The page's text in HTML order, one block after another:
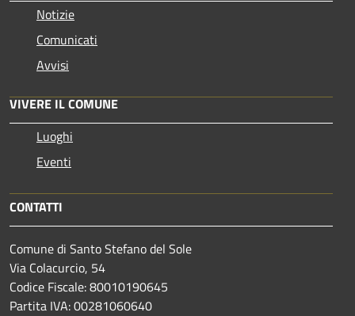
Notizie
Comunicati
Avvisi
VIVERE IL COMUNE
Luoghi
Eventi
CONTATTI
Comune di Santo Stefano del Sole
Via Colacurcio, 54
Codice Fiscale: 80010190645
Partita IVA: 00281060640